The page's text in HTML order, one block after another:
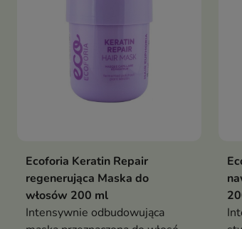
Dodaj do koszyka
Ecoforia Keratin Repair
regenerująca Maska do
włosów 200 ml
Intensywnie odbudowująca